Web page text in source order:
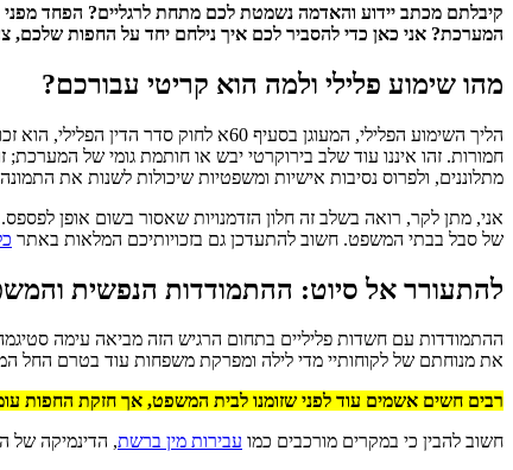
קיבלתם מכתב יידוע והאדמה נשמטת לכם מתחת לרגליים? הפחד
המערכת? אני כאן כדי להסביר לכם איך נילחם יחד על החפות שלכם,
מהו שימוע פלילי ולמה הוא קריטי עבורכם?
הליך השימוע הפלילי, המעוגן בסעיף
חמורות. זהו איננו עוד שלב בירוקרטי יבש או חותמת גומי של
מתלוננים, ולפרוס נסיבות אישיות ומשפטיות שיכולות לשנות את
אני, מתן לקר, רואה בשלב זה חלון הזדמנויות שאסור בשום אופן לפספס.
של סבל בבתי המשפט. חשוב להתעדכן גם בזכויותיכם המלאות באתר
להתעורר אל סיוט: ההתמודדות הנפשית
ההתמודדות עם חשדות פליליים בתחום הרגיש הזה מביאה עימה
את מנוחתם של לקוחותיי מדי לילה ומפרקת משפחות עוד בטרם החל
רבים חשים אשמים עוד לפני שזומנו לבית המשפט, אך חזקת החפות
חשוב להבין כי במקרים מורכבים כמו עבירות מין ברשת, הדינמיקה של